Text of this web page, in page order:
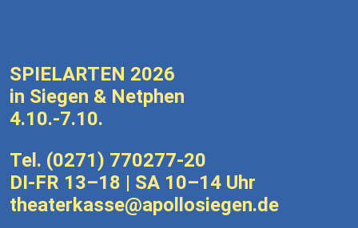
SPIELARTEN 2026
in Siegen & Netphen
4.10.-7.10.
Tel. (0271) 770277-20
DI-FR 13–18 | SA 10–14 Uhr
theaterkasse@apollosiegen.de